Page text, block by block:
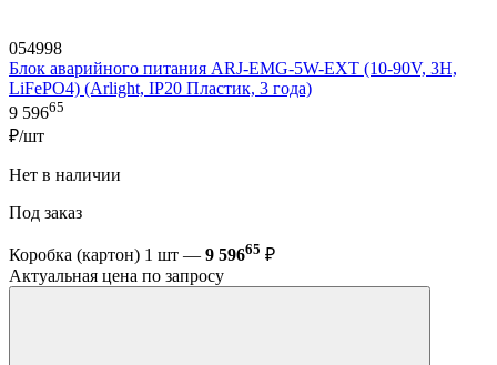
054998
Блок аварийного питания ARJ-EMG-5W-EXT (10-90V, 3H,
LiFePO4) (Arlight, IP20 Пластик, 3 года)
9 59665
₽/шт
Нет в наличии
Под заказ
Коробка (картон) 1 шт — 9 59665 ₽
Актуальная цена по запросу